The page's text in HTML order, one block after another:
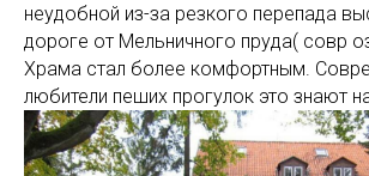
неудобной из-за резкого перепада
дороге от Мельничного пруда( совр
Храма стал более комфортным.
любители пеших прогулок это знают